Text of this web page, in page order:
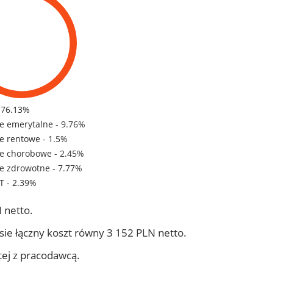
emerytalne - 9.76%
rentowe - 1.5%
chorobowe - 2.45%
zdrowotne - 7.77%
- 2.39%
netto.
łączny koszt równy 3 152 PLN netto.
z pracodawcą.